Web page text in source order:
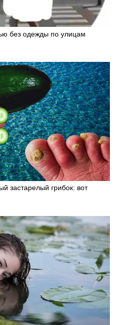
без одежды по улицам
застарелый грибок: вот